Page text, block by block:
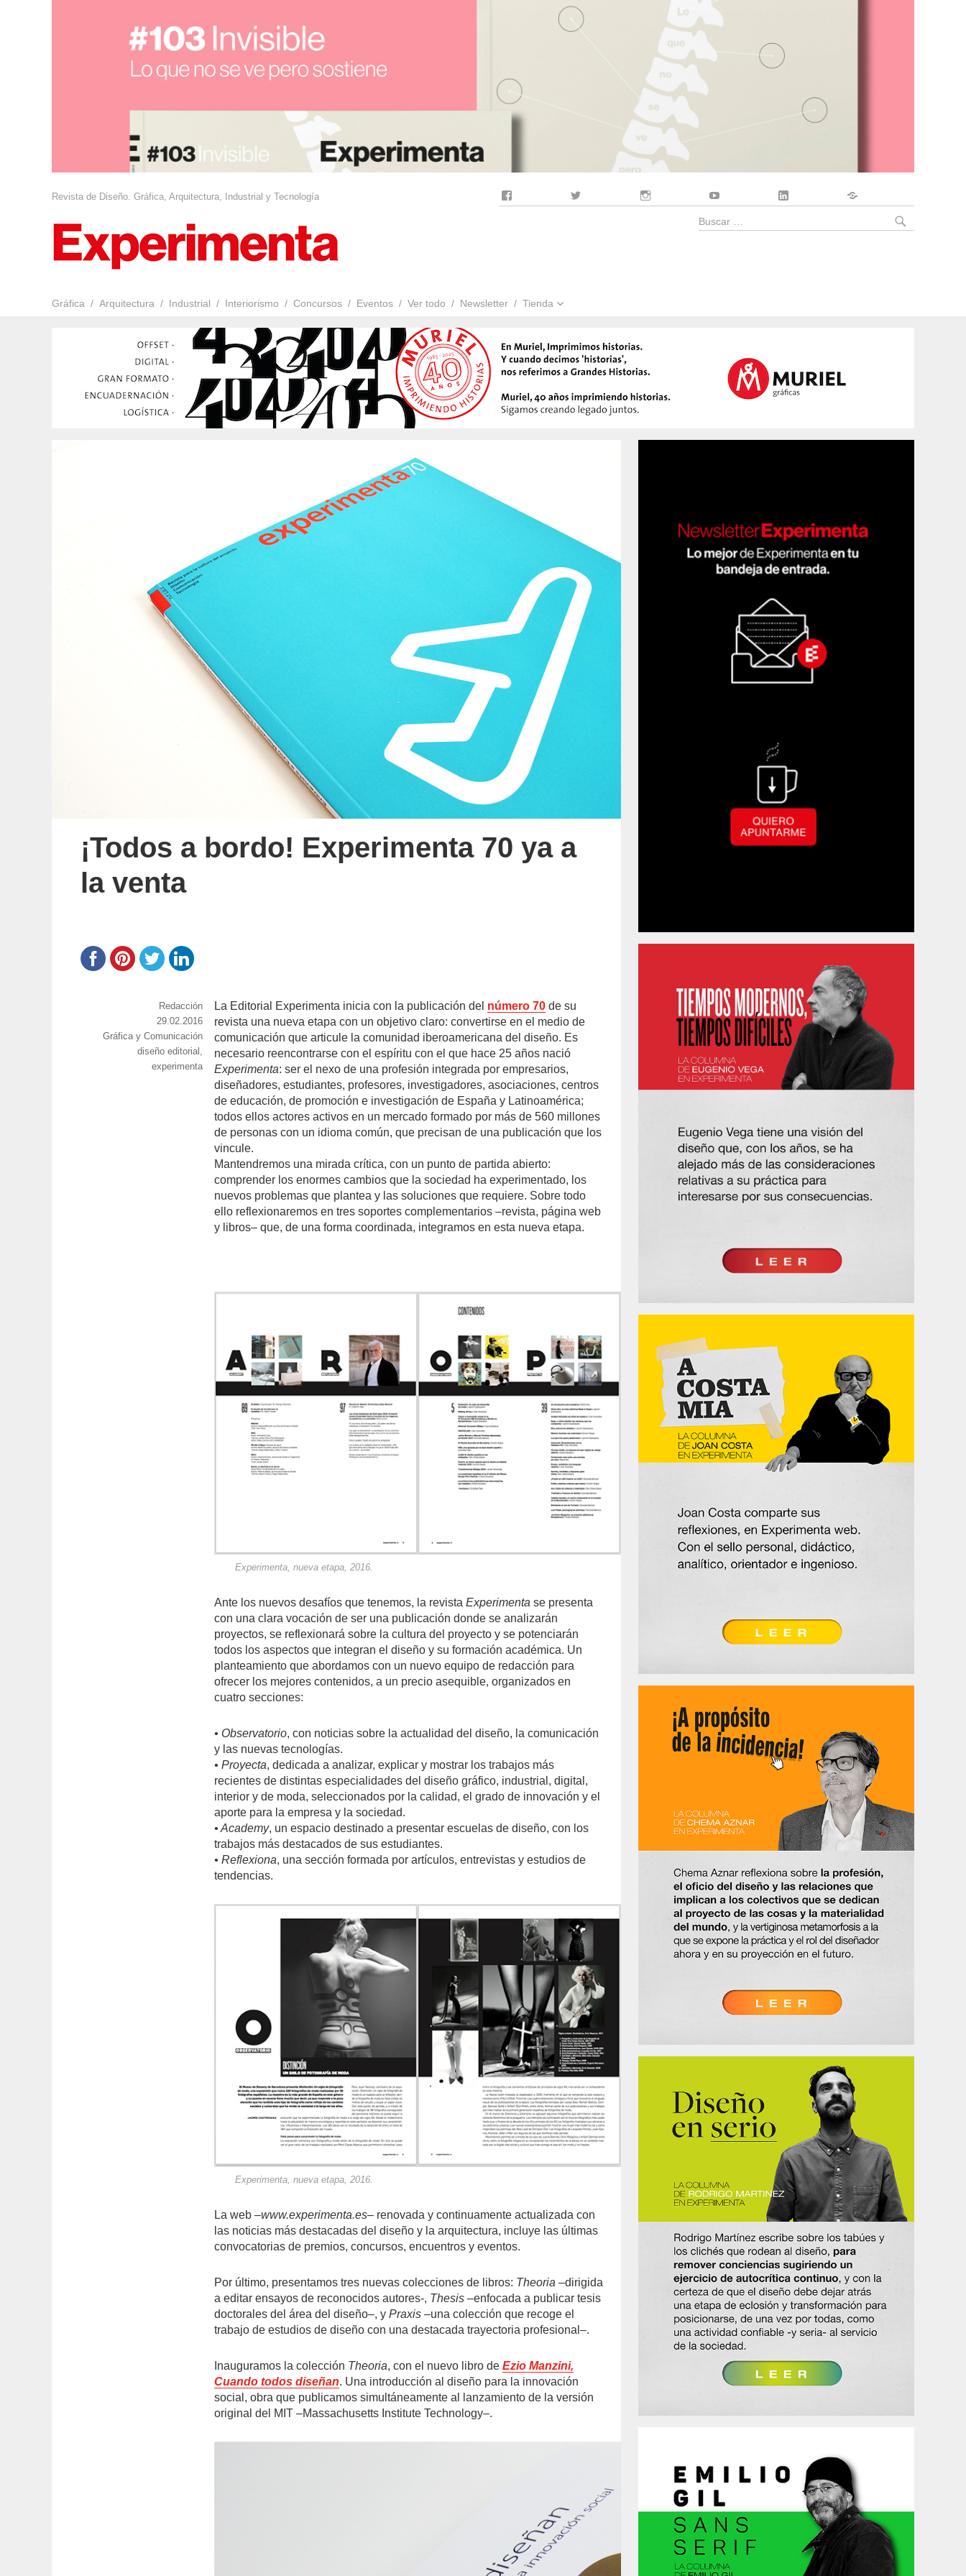
Revista de Diseño. Gráfica, Arquitectura, Industrial y Tecnología
Gráfica Arquitectura Industrial Interiorismo Concursos Eventos Ver todo Newsletter Tienda
Buscar
¡Todos a bordo! Experimenta 70 ya a
la venta
La Editorial Experimenta inicia con la publicación del número 70 de su
revista una nueva etapa con un objetivo claro: convertirse en el medio de
comunicación que articule la comunidad iberoamericana del diseño. Es
necesario reencontrarse con el espíritu con el que hace 25 años nació
Experimenta: ser el nexo de una profesión integrada por empresarios,
diseñadores, estudiantes, profesores, investigadores, asociaciones, centros
de educación, de promoción e investigación de España y Latinoamérica;
todos ellos actores activos en un mercado formado por más de 560 millones
de personas con un idioma común, que precisan de una publicación que los
vincule.
Mantendremos una mirada crítica, con un punto de partida abierto:
comprender los enormes cambios que la sociedad ha experimentado, los
nuevos problemas que plantea y las soluciones que requiere. Sobre todo
ello reflexionaremos en tres soportes complementarios –revista, página web
y libros– que, de una forma coordinada, integramos en esta nueva etapa.
Experimenta, nueva etapa, 2016.
Ante los nuevos desafíos que tenemos, la revistaExperimenta se presenta
con una clara vocación de ser una publicación donde se analizarán
proyectos, se reflexionará sobre la cultura del proyecto y se potenciarán
todos los aspectos que integran el diseño y su formación académica. Un
planteamiento que abordamos con un nuevo equipo de redacción para
ofrecer los mejores contenidos, a un precio asequible, organizados en
cuatro secciones:
• Observatorio, con noticias sobre la actualidad del diseño, la comunicación
y las nuevas tecnologías.
• Proyecta, dedicada a analizar, explicar y mostrar los trabajos más
recientes de distintas especialidades del diseño gráfico, industrial, digital,
interior y de moda, seleccionados por la calidad, el grado de innovación y el
aporte para la empresa y la sociedad.
• Academy, un espacio destinado a presentar escuelas de diseño, con los
trabajos más destacados de sus estudiantes.
• Reflexiona, una sección formada por artículos, entrevistas y estudios de
tendencias.
Experimenta, nueva etapa, 2016.
La web –www.experimenta.es– renovada y continuamente actualizada con
las noticias más destacadas del diseño y la arquitectura, incluye las últimas
convocatorias de premios, concursos, encuentros y eventos.
Por último, presentamos tres nuevas colecciones de libros: Theoria –dirigida
a editar ensayos de reconocidos autores-, Thesis –enfocada a publicar tesis
doctorales del área del diseño–, yPraxis –una colección que recoge el
trabajo de estudios de diseño con una destacada trayectoria profesional–.
Inauguramos la colección Theoria, con el nuevo libro deEzio Manzini,
Cuando todos diseñan. Una introducción al diseño para la innovación
social, obra que publicamos simultáneamente al lanzamiento de la versión
original del MIT –Massachusetts Institute Technology–.
https://www.experimenta.es/author/redaccion/
Redacción
Publicado
el
29.02.2016
Categorías
Gráfica y Comunicación
Etiquetas
diseño editorial ,
experimenta